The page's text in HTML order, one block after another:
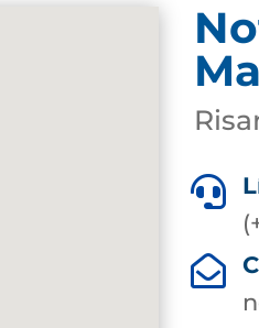

